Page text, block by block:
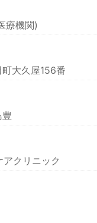
療機関)
大久屋156番
アクリニック